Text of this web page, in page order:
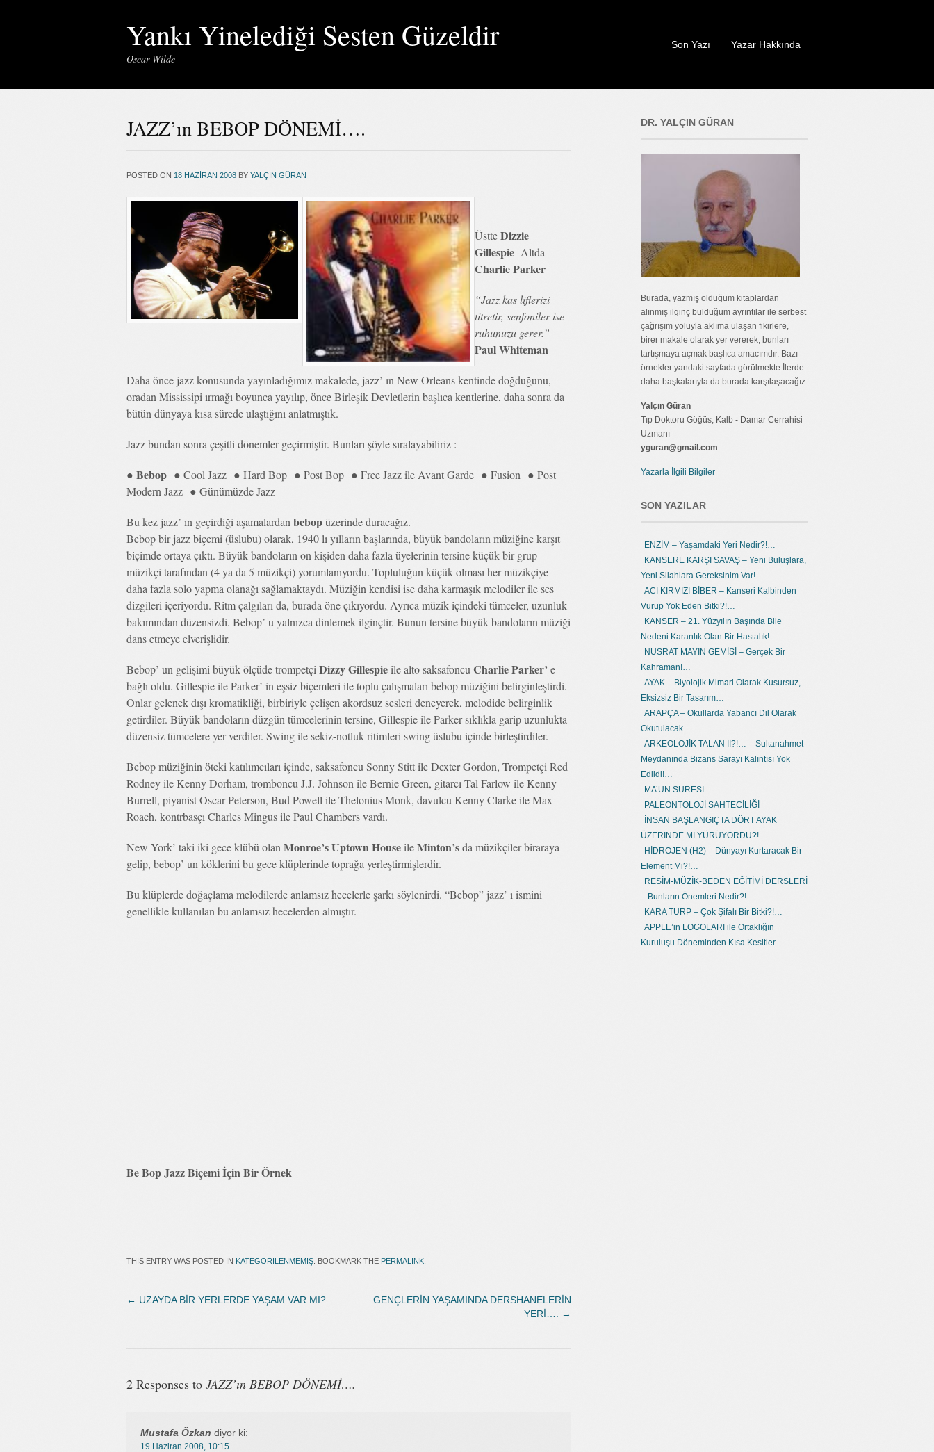
Yankı Yinelediği Sesten Güzeldir
Oscar Wilde
Son Yazı Yazar Hakkında
JAZZ’ın BEBOP DÖNEMİ….
POSTED ON 18 HAZIRAN 2008 BY YALÇIN GÜRAN
ÜstteDizzie
Gillespie-Altda
Charlie Parker
“Jazz kas liflerizi
titretir, senfoniler ise
ruhunuzu gerer.”
Paul Whiteman
Daha önce jazz konusunda yayınladığımız makalede, jazz’ ın New Orleans kentinde doğduğunu,
oradan Mississipi ırmağı boyunca yayılıp, önce Birleşik Devletlerin başlıca kentlerine, daha sonra da
bütün dünyaya kısa sürede ulaştığını anlatmıştık.
Jazz bundan sonra çeşitli dönemler geçirmiştir. Bunları şöyle sıralayabiliriz :
● Bebop ● Cool Jazz ● Hard Bop ● Post Bop ● Free Jazz ile Avant Garde ● Fusion ● Post
Modern Jazz ● Günümüzde Jazz
Bu kez jazz’ ın geçirdiği aşamalardan bebopüzerinde duracağız.
Bebop bir jazz biçemi (üslubu) olarak, 1940 lı yılların başlarında, büyük bandoların müziğine karşıt
biçimde ortaya çıktı. Büyük bandoların on kişiden daha fazla üyelerinin tersine küçük bir grup
müzikçi tarafından (4 ya da 5 müzikçi) yorumlanıyordu. Topluluğun küçük olması her müzikçiye
daha fazla solo yapma olanağı sağlamaktaydı. Müziğin kendisi ise daha karmaşık melodiler ile ses
dizgileri içeriyordu. Ritm çalgıları da, burada öne çıkıyordu. Ayrıca müzik içindeki tümceler, uzunluk
bakımından düzensizdi. Bebop’ u yalnızca dinlemek ilginçtir. Bunun tersine büyük bandoların müziği
dans etmeye elverişlidir.
Bebop’ un gelişimi büyük ölçüde trompetçi Dizzy Gillespieile alto saksafoncu Charlie Parker’ e
bağlı oldu. Gillespie ile Parker’ in eşsiz biçemleri ile toplu çalışmaları bebop müziğini belirginleştirdi.
Onlar gelenek dışı kromatikliği, birbiriyle çelişen akordsuz sesleri deneyerek, melodide belirginlik
getirdiler. Büyük bandoların düzgün tümcelerinin tersine, Gillespie ile Parker sıklıkla garip uzunlukta
düzensiz tümcelere yer verdiler. Swing ile sekiz-notluk ritimleri swing üslubu içinde birleştirdiler.
Bebop müziğinin öteki katılımcıları içinde, saksafoncu Sonny Stitt ile Dexter Gordon, Trompetçi Red
Rodney ile Kenny Dorham, tromboncu J.J. Johnson ile Bernie Green, gitarcı Tal Farlow ile Kenny
Burrell, piyanist Oscar Peterson, Bud Powell ile Thelonius Monk, davulcu Kenny Clarke ile Max
Roach, kontrbasçı Charles Mingus ile Paul Chambers vardı.
New York’ taki iki gece klübü olan Monroe’s Uptown HouseileMinton’sda müzikçiler biraraya
gelip, bebop’ un köklerini bu gece klüplerinde toprağa yerleştirmişlerdir.
Bu klüplerde doğaçlama melodilerde anlamsız hecelerle şarkı söylenirdi. “Bebop” jazz’ ı ismini
genellikle kullanılan bu anlamsız hecelerden almıştır.
Be Bop Jazz Biçemi İçin Bir Örnek
THIS ENTRY WAS POSTED IN KATEGORILENMEMIŞ . BOOKMARK THE PERMALINK
← UZAYDA BİR YERLERDE YAŞAM VAR MI?…
GENÇLERİN YAŞAMINDA DERSHANELERİN
YERİ….
→
2 Responses to JAZZ’ın BEBOP DÖNEMİ….
Mustafa Özkan diyor ki:
19 Haziran 2008, 10:15
DR. YALÇIN GÜRAN
Burada, yazmış olduğum kitaplardan
alınmış ilginç bulduğum ayrıntılar ile serbest
çağrışım yoluyla aklıma ulaşan fikirlere,
birer makale olarak yer vererek, bunları
tartışmaya açmak başlıca amacımdır. Bazı
örnekler yandaki sayfada görülmekte.İlerde
daha başkalarıyla da burada karşılaşacağız.
Yalçın Güran
Tıp Doktoru Göğüs, Kalb - Damar Cerrahisi
Uzmanı
yguran@gmail.com
Yazarla İlgili Bilgiler
SON YAZILAR
ENZİM – Yaşamdaki Yeri Nedir?!…
KANSERE KARŞI SAVAŞ – Yeni Buluşlara,
Yeni Silahlara Gereksinim Var!…
ACI KIRMIZI BİBER – Kanseri Kalbinden
Vurup Yok Eden Bitki?!…
KANSER – 21. Yüzyılın Başında Bile
Nedeni Karanlık Olan Bir Hastalık!…
NUSRAT MAYIN GEMİSİ – Gerçek Bir
Kahraman!…
AYAK – Biyolojik Mimari Olarak Kusursuz,
Eksizsiz Bir Tasarım…
ARAPÇA – Okullarda Yabancı Dil Olarak
Okutulacak…
ARKEOLOJİK TALAN II?!… – Sultanahmet
Meydanında Bizans Sarayı Kalıntısı Yok
Edildi!…
MA’UN SURESİ…
PALEONTOLOJİ SAHTECİLİĞİ
İNSAN BAŞLANGIÇTA DÖRT AYAK
ÜZERİNDE Mİ YÜRÜYORDU?!…
HİDROJEN (H2) – Dünyayı Kurtaracak Bir
Element Mi?!…
RESİM-MÜZİK-BEDEN EĞİTİMİ DERSLERİ
– Bunların Önemleri Nedir?!…
KARA TURP – Çok Şifalı Bir Bitki?!…
APPLE’in LOGOLARI ile Ortaklığın
Kuruluşu Döneminden Kısa Kesitler…